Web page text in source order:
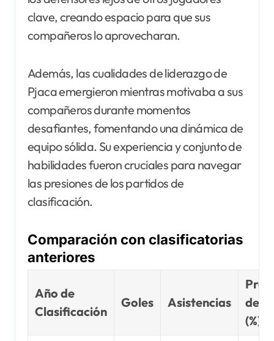
clave, creando espacio para que sus
compañeros lo aprovecharan.
Además, las cualidades de liderazgo de
Pjaca emergieron mientras motivaba a sus
compañeros durante momentos
desafiantes, fomentando una dinámica de
equipo sólida. Su experiencia y conjunto de
habilidades fueron cruciales para navegar
las presiones de los partidos de
clasificación.
Comparación con clasificatorias
anteriores
Año de
Clasificación
Goles Asistencias
de
(%)